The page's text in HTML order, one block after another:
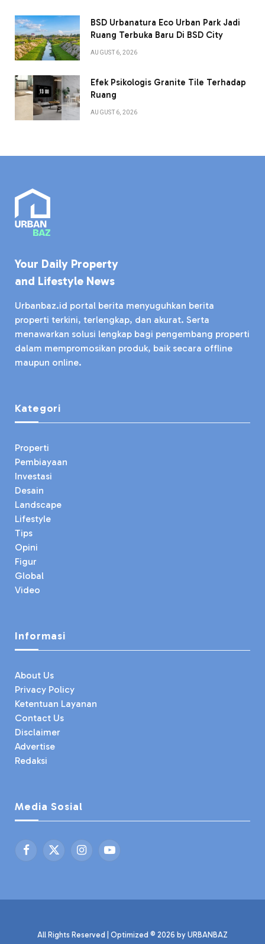
BSD Urbanatura Eco Urban Park Jadi
Ruang Terbuka Baru Di BSD City
AUGUST 6, 2026
Efek Psikologis Granite Tile Terhadap
Ruang
AUGUST 6, 2026
Your Daily Property
and Lifestyle News
Urbanbaz.id portal berita menyuguhkan berita
properti terkini, terlengkap, dan akurat. Serta
menawarkan solusi lengkap bagi pengembang properti
dalam mempromosikan produk, baik secara offline
maupun online.
Kategori
Properti
Pembiayaan
Investasi
Desain
Landscape
Lifestyle
Tips
Opini
Figur
Global
Video
Informasi
About Us
Privacy Policy
Ketentuan Layanan
Contact Us
Disclaimer
Advertise
Redaksi
Media Sosial
Facebook
X
InstagramYouTube
All Rights Reserved | Optimized © 2026 by URBANBAZ